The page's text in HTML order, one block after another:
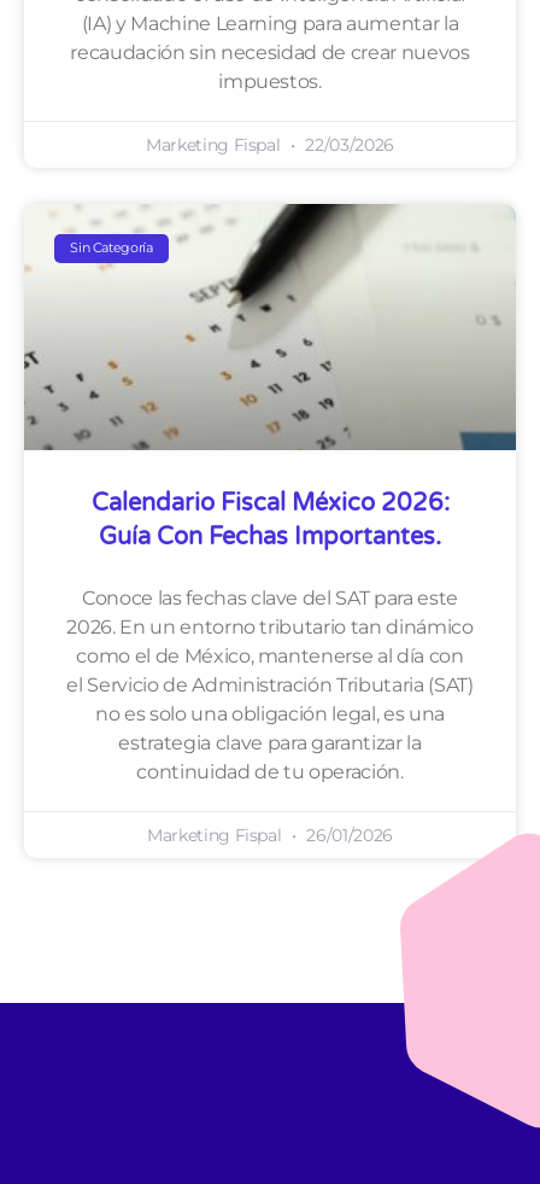
(IA) y Machine Learning para aumentar la
recaudación sin necesidad de crear nuevos
impuestos.
Marketing Fispal 22/03/2026
Sin Categoría
Calendario Fiscal México 2026:
Guía Con Fechas Importantes.
Conoce las fechas clave del SAT para este
2026. En un entorno tributario tan dinámico
como el de México, mantenerse al día con
el Servicio de Administración Tributaria (SAT)
no es solo una obligación legal, es una
estrategia clave para garantizar la
continuidad de tu operación.
Marketing Fispal 26/01/2026